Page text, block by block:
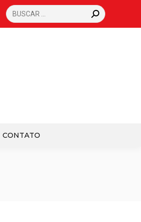
SEARCH:
CONTATO